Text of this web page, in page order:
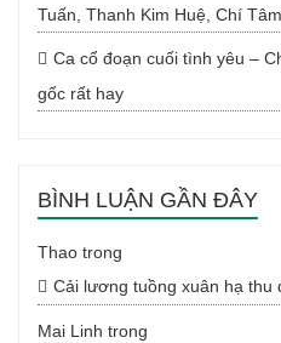
Tuấn, Thanh Kim Huệ, Chí
Ca cổ đoạn cuối tình yêu –
gốc rất hay
BÌNH LUẬN GẦN ĐÂY
Thao trong
Cải lương tuồng xuân hạ thu
Mai Linh trong